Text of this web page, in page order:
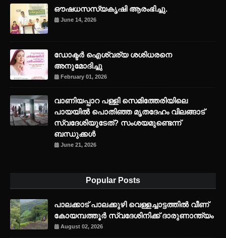
ഔഷധസസ്യകൃഷി ആരംഭിച്ചു.
June 14, 2026
ഡോക്ടർ ഐശ്വര്യ ശശിധരനെ
അനുമോദിച്ചു
February 01, 2026
വാണിയപ്പാറ പള്ളി സെമിത്തേരിയിലെ
പായയിൽ പൊതിഞ്ഞ മൃതദേഹം വിലങ്ങാട്
സ്വദേശിയുടേത്? സംശയമുണ്ടെന്ന്
ബന്ധുക്കൾ
June 21, 2026
Popular Posts
പാലക്കാട് പാലക്കുഴി വെള്ളച്ചാട്ടത്തില്‍ വീണ്
കോയമ്പത്തൂര്‍ സ്വദേശിനിക്ക് ദാരുണാന്ത്യം
August 02, 2026